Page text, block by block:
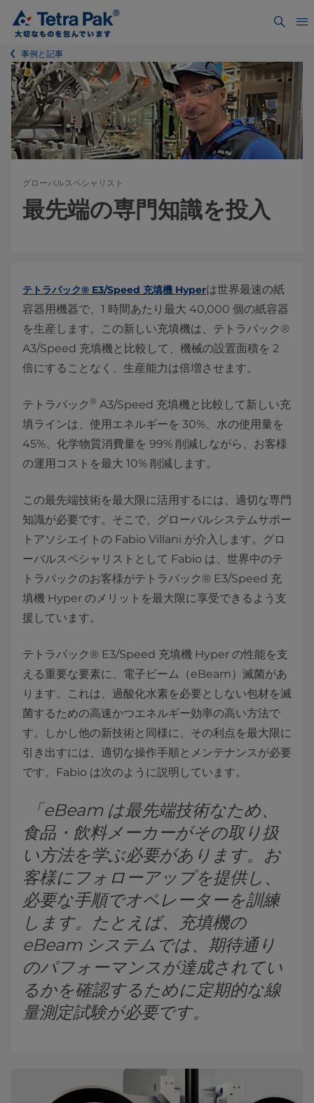
事例と記事
グローバルスペシャリスト
最先端の専門知識を投入
テトラパック® E3/Speed 充填機 Hyperは世界最速の紙
容器用機器で、1 時間あたり最大 40,000 個の紙容器
を生産します。この新しい充填機は、テトラパック®
A3/Speed 充填機と比較して、機械の設置面積を 2
倍にすることなく、生産能力は倍増させます。
テトラパック ® A3/Speed 充填機と比較して新しい充
填ラインは、使用エネルギーを 30%、水の使用量を
45%、化学物質消費量を 99% 削減しながら、お客様
の運用コストを最大 10% 削減します。
この最先端技術を最大限に活用するには、適切な専門
知識が必要です。そこで、グローバルシステムサポー
トアソシエイトの Fabio Villani が介入します。グロ
ーバルスペシャリストとして Fabio は、世界中のテ
トラパックのお客様がテトラパック® E3/Speed 充
填機 Hyper のメリットを最大限に享受できるよう支
援しています。
テトラパック® E3/Speed 充填機 Hyper の性能を支
える重要な要素に、電子ビーム（eBeam）滅菌があ
ります。これは、過酸化水素を必要としない包材を滅
菌するための高速かつエネルギー効率の高い方法で
す。しかし他の新技術と同様に、その利点を最大限に
引き出すには、適切な操作手順とメンテナンスが必要
です。Fabio は次のように説明しています。
「eBeam は最先端技術なため、
食品・飲料メーカーがその取り扱
い方法を学ぶ必要があります。お
客様にフォローアップを提供し、
必要な手順でオペレーターを訓練
します。たとえば、充填機の
eBeam システムでは、期待通り
のパフォーマンスが達成されてい
るかを確認するために定期的な線
量測定試験が必要です。